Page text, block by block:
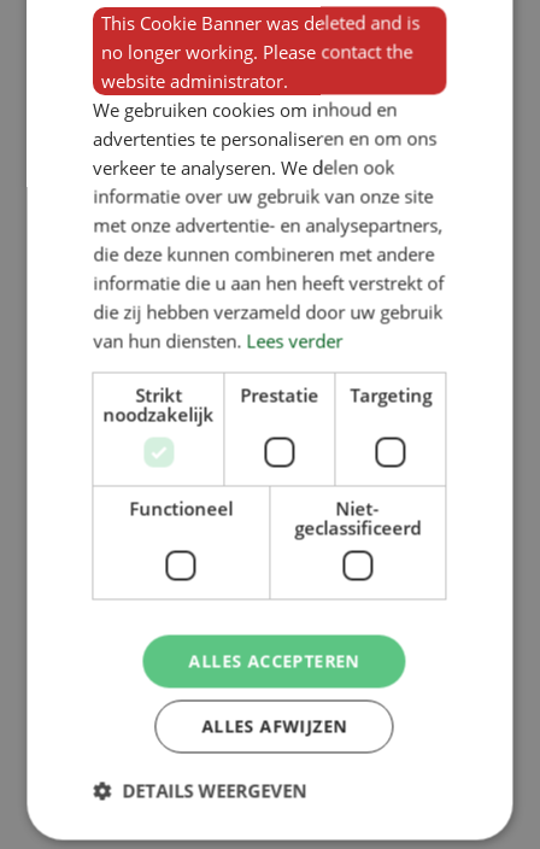
This Cookie Banner was deleted and is
no longer working. Please contact the
website administrator.
We gebruiken cookies om inhoud en
advertenties te personaliseren en om ons
verkeer te analyseren. We delen ook
informatie over uw gebruik van onze site
met onze advertentie- en analysepartners,
die deze kunnen combineren met andere
informatie die u aan hen heeft verstrekt of
die zij hebben verzameld door uw gebruik
van hun diensten. Lees verder
Strikt
noodzakelijk
Prestatie Targeting
Functioneel
Niet-
geclassificeerd
ALLES ACCEPTEREN
ALLES AFWIJZEN
DETAILS WEERGEVEN